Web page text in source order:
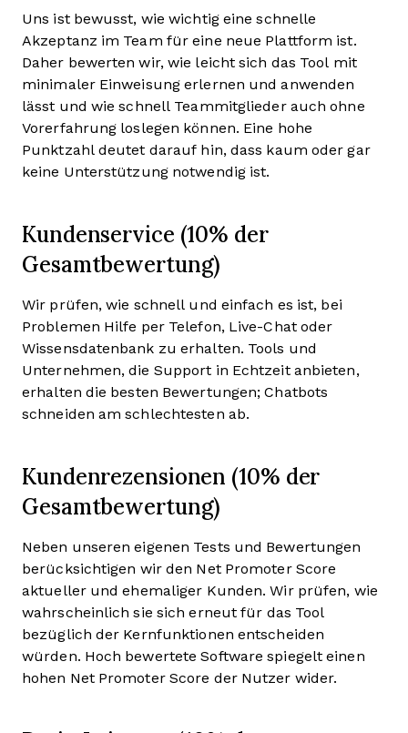
Uns ist bewusst, wie wichtig eine schnelle
Akzeptanz im Team für eine neue Plattform ist.
Daher bewerten wir, wie leicht sich das Tool mit
minimaler Einweisung erlernen und anwenden
lässt und wie schnell Teammitglieder auch ohne
Vorerfahrung loslegen können. Eine hohe
Punktzahl deutet darauf hin, dass kaum oder gar
keine Unterstützung notwendig ist.
Kundenservice (10% der
Gesamtbewertung)
Wir prüfen, wie schnell und einfach es ist, bei
Problemen Hilfe per Telefon, Live-Chat oder
Wissensdatenbank zu erhalten. Tools und
Unternehmen, die Support in Echtzeit anbieten,
erhalten die besten Bewertungen; Chatbots
schneiden am schlechtesten ab.
Kundenrezensionen (10% der
Gesamtbewertung)
Neben unseren eigenen Tests und Bewertungen
berücksichtigen wir den Net Promoter Score
aktueller und ehemaliger Kunden. Wir prüfen, wie
wahrscheinlich sie sich erneut für das Tool
bezüglich der Kernfunktionen entscheiden
würden. Hoch bewertete Software spiegelt einen
hohen Net Promoter Score der Nutzer wider.